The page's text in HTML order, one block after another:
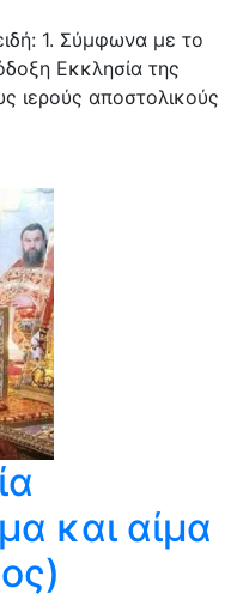
1. Σύμφωνα με το
Εκκλησία της
ιερούς αποστολικούς
και αίμα